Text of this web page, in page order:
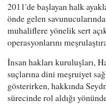
2011'de başlayan halk
önde gelen
muhaliflere yönelik sert
operasyonlarını
İnsan hakları kuruluşları,
suçlarına dini meşruiyet
gösterirken, hakkında
sürecinde rol aldığı